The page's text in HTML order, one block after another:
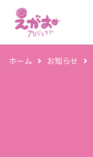
ホーム お知らせ